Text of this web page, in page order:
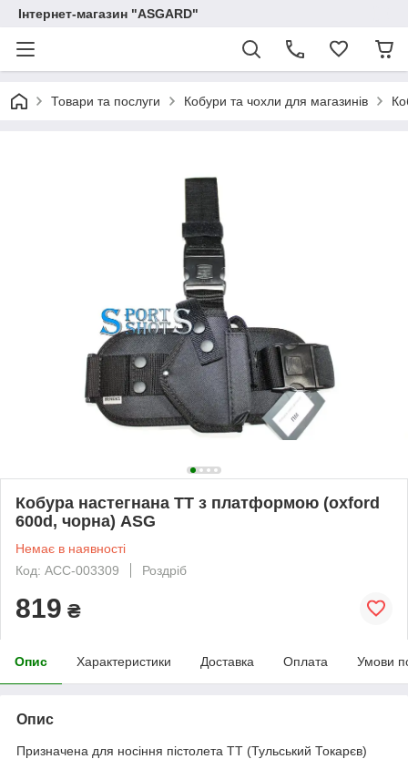
Інтернет-магазин "ASGARD"
Товари та послуги Кобури та чохли для магазинів
Кобура настегнана ТТ з платформою (oxford
600d, чорна) ASG
Немає в наявності
Код: ACC-003309
Роздріб
819 ₴
Опис Характеристики Доставка Оплата Умови
Опис
Призначена для носіння пістолета ТТ (Тульський Токарєв)